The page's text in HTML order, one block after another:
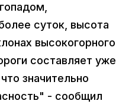
суток, высота
высокогорного
составляет уже
значительно
- сообщил